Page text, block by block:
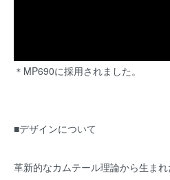
＊MP690に採用されました。
■デザインについて
革新的なカムテール理論から生まれ